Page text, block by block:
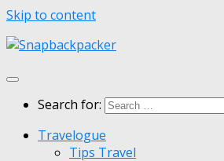
Skip to content
Search for:
Travelogue
Tips Travel